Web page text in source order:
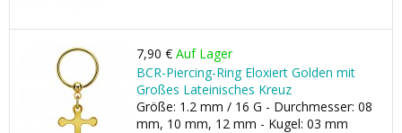
7,90 € Auf Lager
BCR-Piercing-Ring Eloxiert Golden mit
Großes Lateinisches Kreuz
Größe: 1.2 mm / 16 G - Durchmesser: 08
mm, 10 mm, 12 mm - Kugel: 03 mm